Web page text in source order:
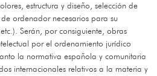
estructura y diseño, selección de
ordenador necesarios para su
Serán, por consiguiente, obras
por el ordenamiento jurídico
la normativa española y comunitaria
internacionales relativos a la materia y